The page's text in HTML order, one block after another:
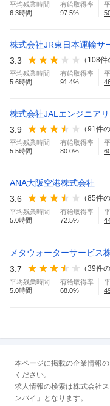
平均残業時間
6.3時間
有給取得率
97.5%
株式会社JR東日本運輸サ
3.3
（ 108件
平均残業時間
5.6時間
有給取得率
91.4%
株式会社JALエンジニア
3.9
（91件
平均残業時間
5.5時間
有給取得率
80.0%
ANA大阪空港株式会社
3.6
（85件
平均残業時間
5.0時間
有給取得率
72.5%
メタウォーターサービス
3.7 （39件
平均残業時間
5.0時間
有給取得率
68.0%
本ページに掲載の企業情報
ください。
求人情報の検索は株式会社
ンバイ」となります。